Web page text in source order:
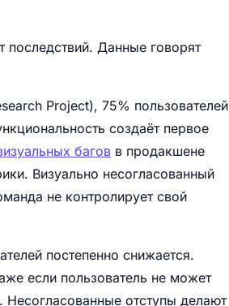
Данные говорят
Project), 75% пользователей
создаёт первое
багов в продакшене
Визуально несогласованный
не контролирует свой
постепенно снижается.
если пользователь не может
Несогласованные отступы делают